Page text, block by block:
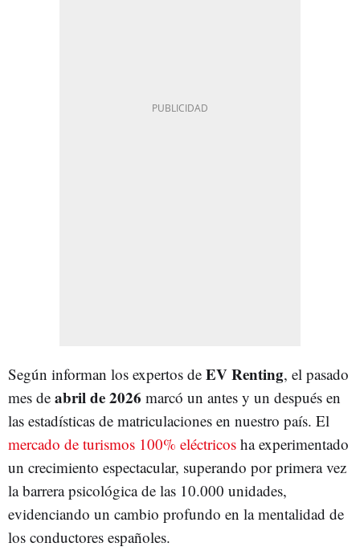
Según informan los expertos de EV Renting, el pasado
mes de abril de 2026 marcó un antes y un después en
las estadísticas de matriculaciones en nuestro país. El
mercado de turismos 100% eléctricos ha experimentado
un crecimiento espectacular, superando por primera vez
la barrera psicológica de las 10.000 unidades,
evidenciando un cambio profundo en la mentalidad de
los conductores españoles.